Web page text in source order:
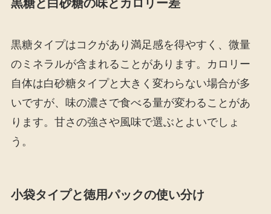
黒糖と白砂糖の味とカロリー差
黒糖タイプはコクがあり満足感を得やすく、微量
のミネラルが含まれることがあります。カロリー
自体は白砂糖タイプと大きく変わらない場合が多
いですが、味の濃さで食べる量が変わることがあ
ります。甘さの強さや風味で選ぶとよいでしょ
う。
小袋タイプと徳用パックの使い分け